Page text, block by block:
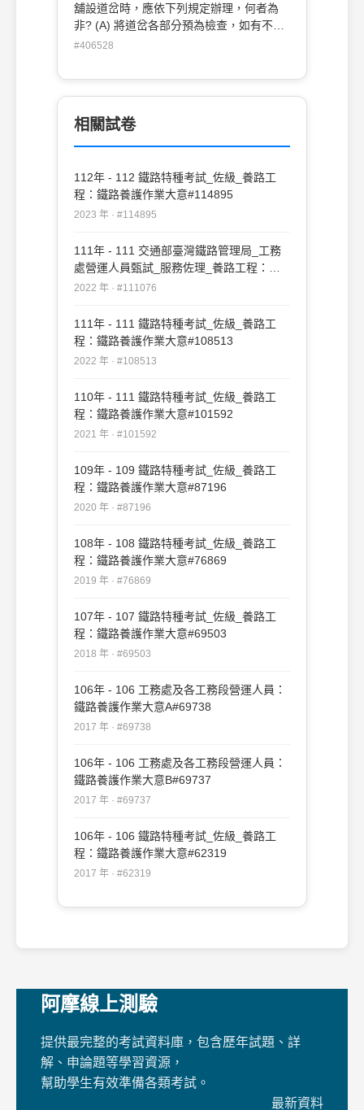
舖設道岔時，應依下列規定辦理，何者為
非? (A) 將道岔各部分預為檢查，如有不合
之處，應加以矯正或整修。 (B) 運轉高速度
器，應在設計配線時，予以規劃 ，使該列
車不通過分岔線。 (C) 雖使用前項以外之道
車不通過分岔線。 (D) 舖設相對道岔，在兩
轉轍器岔尖趾端間應留5公尺以上之距離。
上。
#406528
相關試卷
112年 - 112 鐵路特種考試_佐級_養路工
程：鐵路養護作業大意#114895
2023 年 · #114895
111年 - 111 交通部臺灣鐵路管理局_工務
處營運人員甄試_服務佐理_養路工程：鐵
路工程及鐵路養護作業大意#111076
2022 年 · #111076
111年 - 111 鐵路特種考試_佐級_養路工
程：鐵路養護作業大意#108513
2022 年 · #108513
110年 - 111 鐵路特種考試_佐級_養路工
程：鐵路養護作業大意#101592
2021 年 · #101592
109年 - 109 鐵路特種考試_佐級_養路工
程：鐵路養護作業大意#87196
2020 年 · #87196
108年 - 108 鐵路特種考試_佐級_養路工
程：鐵路養護作業大意#76869
2019 年 · #76869
107年 - 107 鐵路特種考試_佐級_養路工
程：鐵路養護作業大意#69503
2018 年 · #69503
106年 - 106 工務處及各工務段營運人員：
鐵路養護作業大意A#69738
2017 年 · #69738
106年 - 106 工務處及各工務段營運人員：
鐵路養護作業大意B#69737
2017 年 · #69737
106年 - 106 鐵路特種考試_佐級_養路工
程：鐵路養護作業大意#62319
2017 年 · #62319
阿摩線上測驗
提供最完整的考試資料庫，包含歷年試題、詳
解、申論題等學習資源，
幫助學生有效準備各類考試。
最新資料